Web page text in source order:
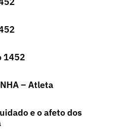
1452
– Atleta
e o afeto dos